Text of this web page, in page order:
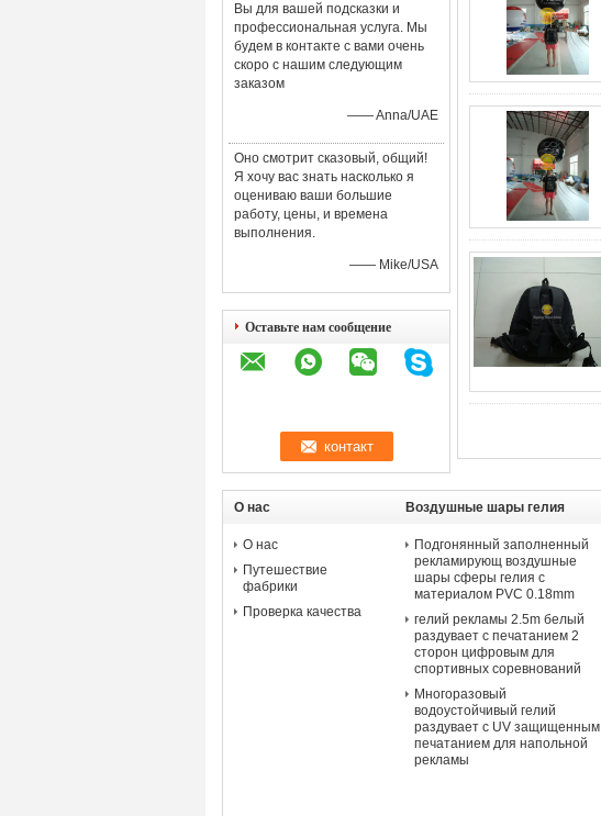
Вы для вашей подсказки и
профессиональная услуга. Мы
будем в контакте с вами очень
скоро с нашим следующим
заказом
—— Anna/UAE
Оно смотрит сказовый, общий!
Я хочу вас знать насколько я
оцениваю ваши большие
работу, цены, и времена
выполнения.
—— Mike/USA
Оставьте нам сообщение
О нас
О нас
Путешествие
фабрики
Проверка качества
Воздушные шары гелия
рекламы
Подгонянный заполненный
рекламирующ воздушные
шары сферы гелия с
материалом PVC 0.18mm
гелий рекламы 2.5m белый
раздувает с печатанием 2
сторон цифровым для
спортивных соревнований
Многоразовый
водоустойчивый гелий
раздувает с UV защищенным
печатанием для напольной
рекламы